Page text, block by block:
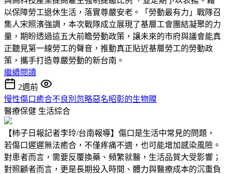
以保障勞工退休生活，落實尊嚴安老。「勞動最有力」戰隊召
集人宋照濱強調，本次戰隊成立展現了基層工會團結凝聚的力
量，期盼透過這五大前瞻勞動政策，讓未來的市府與議會能真
正聽見第一線勞工的聲音，推動真正貼近基層勞工的勞動政
策，攜手打造尊嚴勞動的新台南。
繼續閱讀
2週前
慢性傷口癒合不良別忽略惡名昭彰的生物膜
醫療保健 生活綜合
【柿子日報記者李玲/台南報導】傷口是生活中常見的問題，
若傷口遲遲無法癒合，不僅疼痛不適，也可能增加感染風險。
對患者而言，需要反覆換藥、頻繁就醫，生活品質大受影響；
對照顧者而言，更是長期投入時間、體力與醫療成本的沉重負